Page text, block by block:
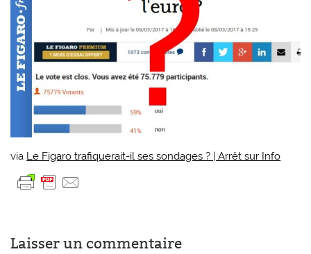
via Le Figaro trafiquerait-il ses sondages ? | Arrêt sur Info
Laisser un commentaire